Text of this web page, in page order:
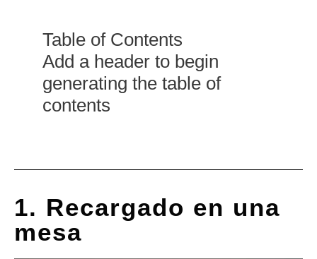
Table of Contents
Add a header to begin
generating the table of
contents
1. Recargado en una
mesa